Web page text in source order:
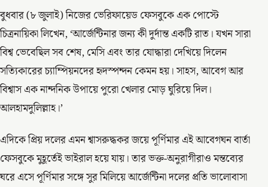
বুধবার (৮ জুলাই) নিজের ভেরিফায়েড ফেসবুকে এক পোস্টে
চিত্রনায়িকা লিখেন, ‘আর্জেন্টিনার জন্য কী দুর্দান্ত একটি রাত। যখন সারা
বিশ্ব ভেবেছিল সব শেষ, মেসি এবং তার যোদ্ধারা দেখিয়ে দিলেন
সত্যিকারের চ্যাম্পিয়নদের হৃদস্পন্দন কেমন হয়। সাহস, আবেগ আর
বিশ্বাস এক নান্দনিক উপায়ে পুরো খেলার মোড় ঘুরিয়ে দিল।
আলহামদুলিল্লাহ।’
এদিকে প্রিয় দলের এমন শ্বাসরুদ্ধকর জয়ে পূর্ণিমার এই আবেগঘন বার্তা
ফেসবুকে মুহূর্তেই ভাইরাল হয়ে যায়। তার ভক্ত-অনুরাগীরাও মন্তব্যের
ঘরে এসে পূর্ণিমার সঙ্গে সুর মিলিয়ে আর্জেন্টিনা দলের প্রতি ভালোবাসা